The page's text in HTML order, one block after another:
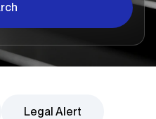
Legal Alert